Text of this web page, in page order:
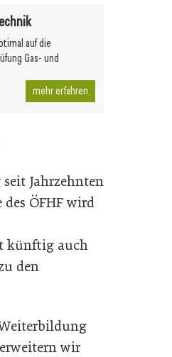
auf die
Gas- und
mehr erfahren
Jahrzehnten
ÖFHF wird
künftig auch
den
wir